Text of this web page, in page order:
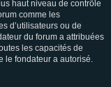
haut niveau de contrôle
comme les
d’utilisateurs ou de
du forum a attribuées
les capacités de
le fondateur a autorisé.